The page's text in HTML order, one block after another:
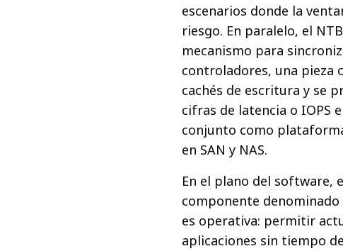
escenarios donde la
riesgo. En paralelo, el
mecanismo para
controladores, una pieza
cachés de escritura y se
cifras de latencia o IOPS
conjunto como
en SAN y NAS.
En el plano del software,
componente
es operativa: permitir
aplicaciones sin tiempo